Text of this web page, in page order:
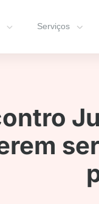
Serviços